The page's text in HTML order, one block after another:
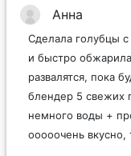
Анна
Сделала голубцы
и быстро
развалятся, пока
блендер 5 свежих
немного воды +
ооооочень вкусно,